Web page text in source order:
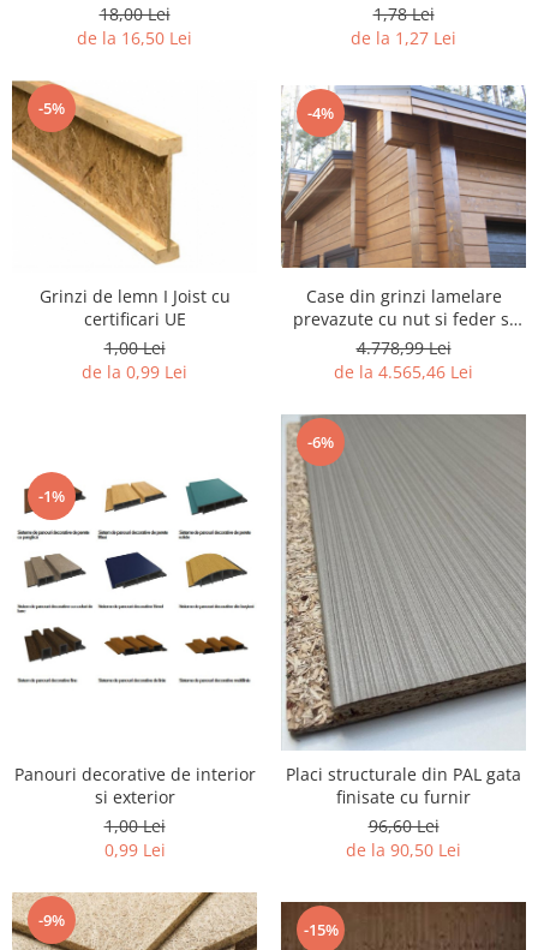
18,00 Lei
de la 16,50 Lei
1,78 Lei
de la 1,27 Lei
-5%
Grinzi de lemn I Joist cu
certificari UE
1,00 Lei
de la 0,99 Lei
-4%
Case din grinzi lamelare
prevazute cu nut si feder si
sistem de imbinare la capete
4.778,99 Lei
de la 4.565,46 Lei
-1%
Panouri decorative de interior
si exterior
1,00 Lei
0,99 Lei
-6%
Placi structurale din PAL gata
finisate cu furnir
96,60 Lei
de la 90,50 Lei
-9% -15%